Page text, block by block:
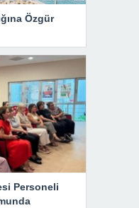
Özgür
Personeli